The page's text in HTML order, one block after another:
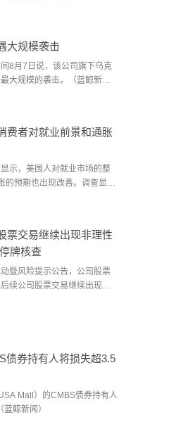
提交并记录了部分来自他国
，地区国家已深刻意识到冲
胁自身安全。目前，波斯湾
成熟。（央视新闻）
大规模袭击
8月7日说，该公司旗下乌克
大规模的袭击。（蓝鲸新
费者对就业前景和通胀
示，美国人对就业市场的整
的预期也出现改善。调查显
高中及以下学历人群以及家
。对未来三年和五年通胀
。（财联社）
票交易继续出现非理性
牌核查
暨风险提示公告，公司股票
续公司股票交易继续出现非
牌核查。截至目前公司主营
蓝鲸新闻）
债券持有人将损失超3.5
Mall）的CMBS债券持有人
鲸新闻）